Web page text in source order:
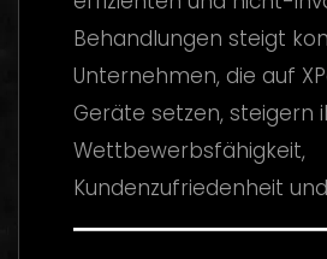
Behandlungen steigt
Unternehmen, die auf
Geräte setzen, steigern
Wettbewerbsfähigkeit,
Kundenzufriedenheit